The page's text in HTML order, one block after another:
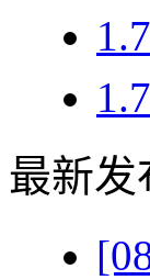
最新发